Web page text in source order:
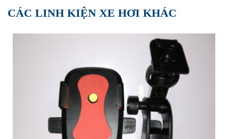
CÁC LINH KIỆN XE HƠI KHÁC